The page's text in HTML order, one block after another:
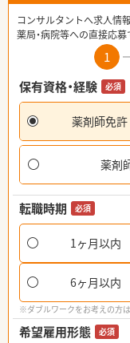
コンサルタントへ求人情
薬局・病院等への直接応
1
保有資格・経験
必須
薬剤師免許
薬剤
転職時期 必須
1ヶ月以内
6ヶ月以内
※ダブルワークをお考えの方
希望雇用形態 必須